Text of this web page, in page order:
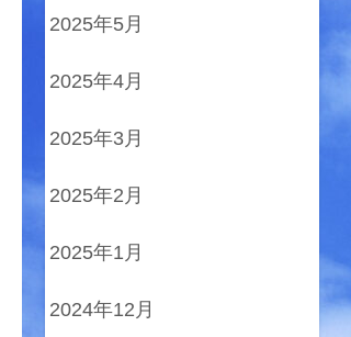
2025年5月
2025年4月
2025年3月
2025年2月
2025年1月
2024年12月